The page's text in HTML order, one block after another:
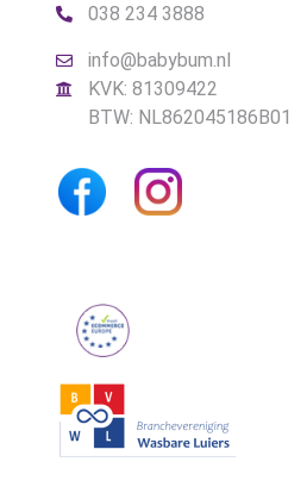
038 234 3888
info@babybum.nl
KVK: 81309422
BTW: NL862045186B01